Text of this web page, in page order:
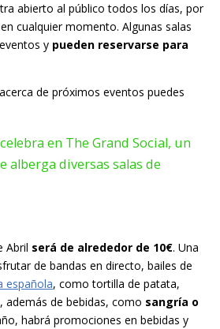
abierto al público todos los días, por
cualquier momento. Algunas salas
y pueden reservarse para
de próximos eventos puedes
en The Grand Social, un
alberga diversas salas de
Abril será de alrededor de 10€. Una
de bandas en directo, bailes de
española, como tortilla de patata,
además de bebidas, como sangría o
habrá promociones en bebidas y